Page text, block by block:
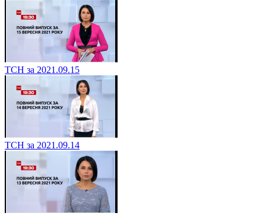
ТСН за 2021.09.15
ТСН за 2021.09.14